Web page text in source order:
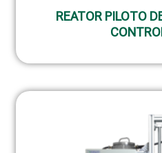
REATOR PILOTO